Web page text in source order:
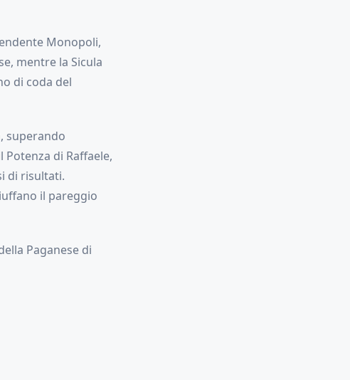
Monopoli,
mentre la Sicula
di coda del
superando
di Raffaele,
di risultati.
il pareggio
Paganese di